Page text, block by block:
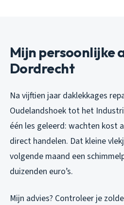
Mijn persoonlijke
Dordrecht
Na vijftien jaar daklekkages
Oudelandshoek tot het
één les geleerd: wachten kost
direct handelen. Dat kleine
volgende maand een
duizenden euro’s.
Mijn advies? Controleer je